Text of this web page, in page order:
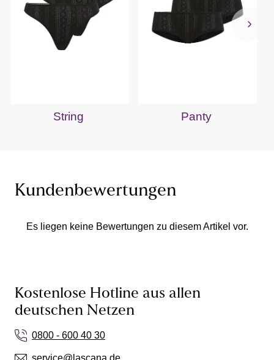
String Panty
Kundenbewertungen
Es liegen keine Bewertungen zu diesem Artikel vor.
Kostenlose Hotline aus allen
deutschen Netzen
0800 - 600 40 30